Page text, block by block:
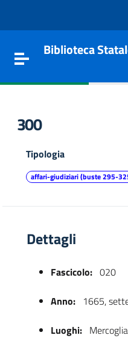
Toggle navigation
Biblioteca
300
Tipologia
affari-giudiziari (buste 295-
Dettagli
Fascicolo: 020
Anno: 1665,
Luoghi: